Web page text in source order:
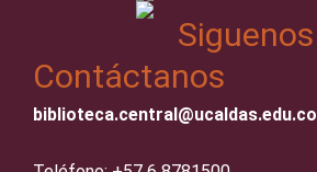
Siguenos
Contáctanos
biblioteca.central@ucaldas.edu.co